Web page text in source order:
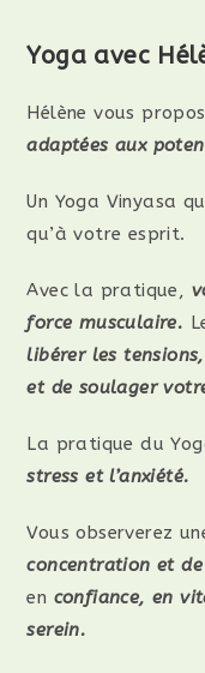
Yoga avec
Hélène vous
adaptées aux
Un Yoga Vinyasa
qu’à votre esprit.
Avec la pratique,
force musculaire.
libérer les
et de soulager
La pratique du
stress et l’anxiété.
Vous observerez
concentration et
en confiance, en
serein.